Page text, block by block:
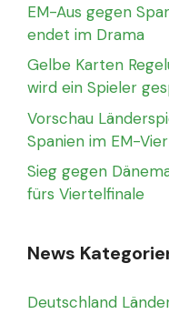
EM-Aus gegen
endet im Drama
Gelbe Karten
wird ein Spieler
Vorschau
Spanien im EM-
Sieg gegen
fürs Viertelfinale
News
Deutschland